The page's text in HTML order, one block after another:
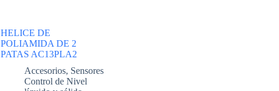
HELICE DE
POLIAMIDA DE 2
PATAS AC13PLA2
Accesorios, Sensores
Control de Nivel